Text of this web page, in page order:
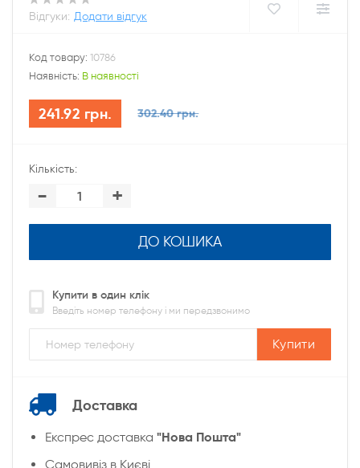
Відгуки: Додати відгук
Код товару: 10786
Наявність: В наявності
241.92 грн. 302.40 грн.
Кількість:
- +
ДО КОШИКА
Купити в один клік
Введіть номер телефону і ми передзвонимо
Купити
Доставка
Експрес доставка "Нова Пошта"
Cамовивіз в Києві